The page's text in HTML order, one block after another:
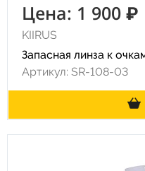
Цена: 1 900 ₽
KIIRUS
Запасная линза к
Артикул: SR-108-03